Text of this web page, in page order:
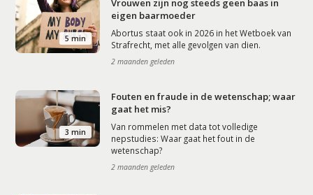
5 min
Vrouwen zijn nog steeds geen baas in
eigen baarmoeder
Abortus staat ook in 2026 in het Wetboek van
Strafrecht, met alle gevolgen van dien.
2 maanden geleden
3 min
Fouten en fraude in de wetenschap; waar
gaat het mis?
Van rommelen met data tot volledige
nepstudies: Waar gaat het fout in de
wetenschap?
2 maanden geleden